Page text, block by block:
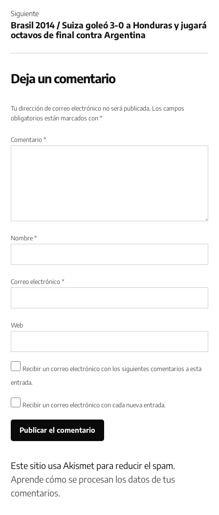
Siguiente
Brasil 2014 / Suiza goleó 3-0 a Honduras y jugará
octavos de final contra Argentina
Deja un comentario
Tu dirección de correo electrónico no será publicada. Los campos
obligatorios están marcados con*
Comentario*
Nombre*
Correo electrónico*
Web
Recibir un correo electrónico con los siguientes comentarios a esta
entrada.
Recibir un correo electrónico con cada nueva entrada.
Este sitio usa Akismet para reducir el spam.
Aprende cómo se procesan los datos de tus
comentarios.